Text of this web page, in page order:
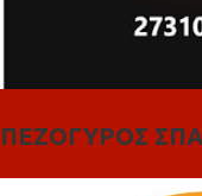
ΠΕΖΟΓΥΡΟΣ